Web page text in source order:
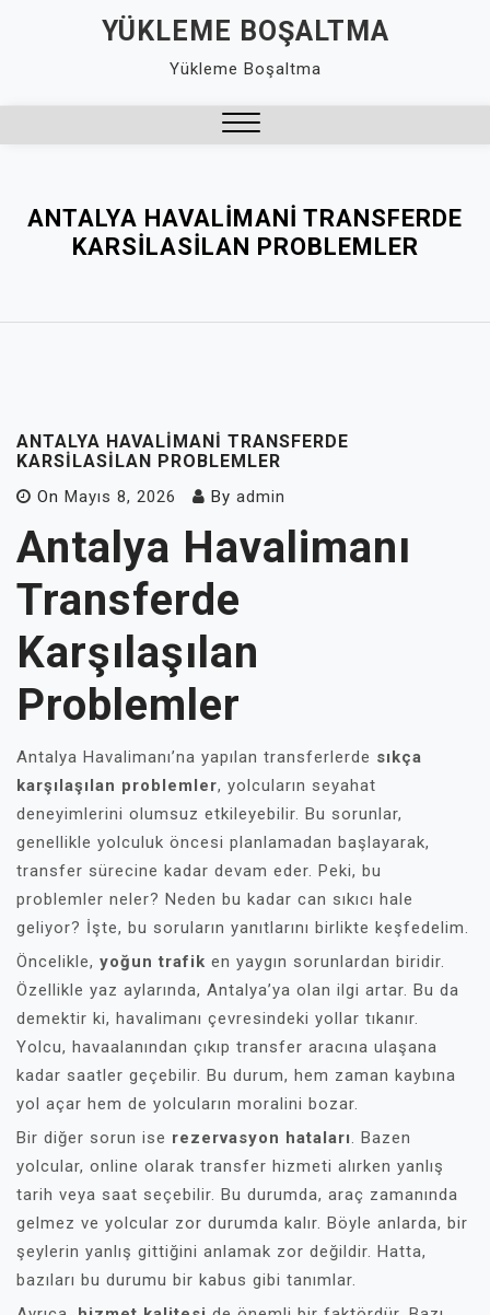
YÜKLEME BOŞALTMA
Yükleme Boşaltma
ANTALYA HAVALIMANI TRANSFERDE
KARSILASILAN PROBLEMLER
ANTALYA HAVALIMANI TRANSFERDE
KARSILASILAN PROBLEMLER
On Mayıs 8, 2026 By admin
Antalya Havalimanı
Transferde
Karşılaşılan
Problemler
Antalya Havalimanı’na yapılan transferlerde sıkça
karşılaşılan problemler, yolcuların seyahat
deneyimlerini olumsuz etkileyebilir. Bu sorunlar,
genellikle yolculuk öncesi planlamadan başlayarak,
transfer sürecine kadar devam eder. Peki, bu
problemler neler? Neden bu kadar can sıkıcı hale
geliyor? İşte, bu soruların yanıtlarını birlikte keşfedelim.
Öncelikle, yoğun trafik en yaygın sorunlardan biridir.
Özellikle yaz aylarında, Antalya’ya olan ilgi artar. Bu da
demektir ki, havalimanı çevresindeki yollar tıkanır.
Yolcu, havaalanından çıkıp transfer aracına ulaşana
kadar saatler geçebilir. Bu durum, hem zaman kaybına
yol açar hem de yolcuların moralini bozar.
Bir diğer sorun ise rezervasyon hataları. Bazen
yolcular, online olarak transfer hizmeti alırken yanlış
tarih veya saat seçebilir. Bu durumda, araç zamanında
gelmez ve yolcular zor durumda kalır. Böyle anlarda, bir
şeylerin yanlış gittiğini anlamak zor değildir. Hatta,
bazıları bu durumu bir kabus gibi tanımlar.